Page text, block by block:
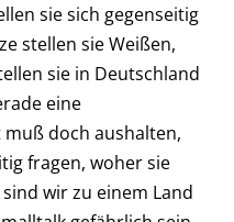
sie sich gegenseitig
stellen sie Weißen,
sie in Deutschland
eine
doch aushalten,
fragen, woher sie
wir zu einem Land